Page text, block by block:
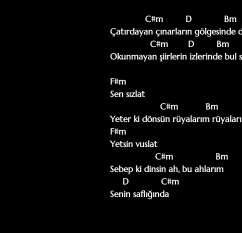
Çatırdayan çınarların gölgesinde
Okunmayan şiirlerin izlerinde bul
F#m
Sen sızlat
Yeter ki dönsün rüyalarım
F#m
Yetsin vuslat
Sebep ki dinsin ah, bu ahlarım
Senin saflığında